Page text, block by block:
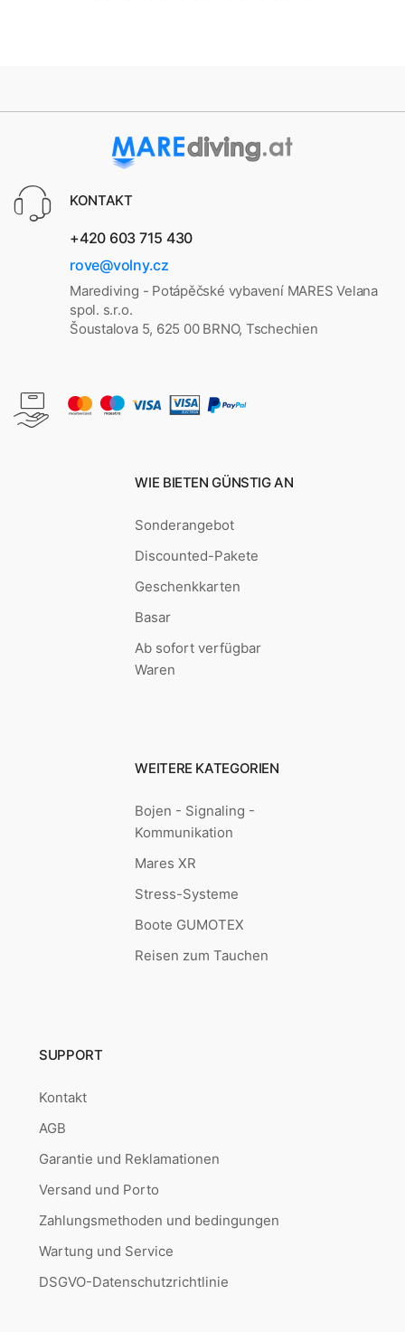
KONTAKT
+420 603 715 430
rove@volny.cz
Marediving - Potápěčské vybavení MARES Velana
spol. s.r.o.
Šoustalova 5, 625 00 BRNO, Tschechien
WIE BIETEN GÜNSTIG AN
Sonderangebot
Discounted-Pakete
Geschenkkarten
Basar
Ab sofort verfügbar
Waren
WEITERE KATEGORIEN
Bojen - Signaling -
Kommunikation
Mares XR
Stress-Systeme
Boote GUMOTEX
Reisen zum Tauchen
SUPPORT
Kontakt
AGB
Garantie und Reklamationen
Versand und Porto
Zahlungsmethoden und bedingungen
Wartung und Service
DSGVO-Datenschutzrichtlinie